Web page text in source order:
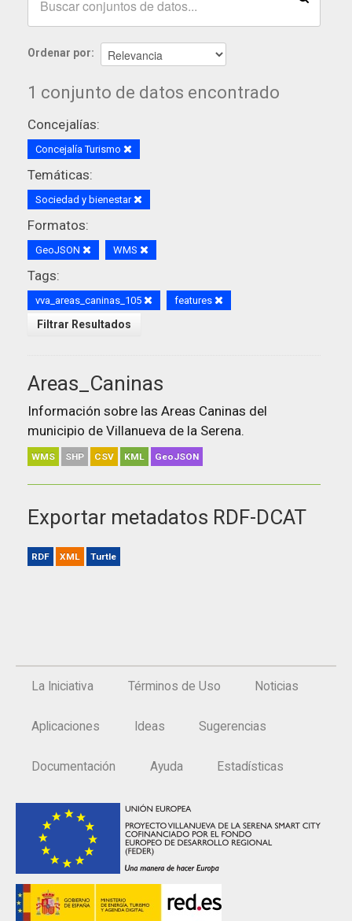
Ordenar por
1 conjunto de datos encontrado
Concejalías:
Concejalía Turismo
Temáticas:
Sociedad y bienestar
Formatos:
GeoJSON WMS
Tags:
vva_areas_caninas_105 features
Filtrar Resultados
Areas_Caninas
Información sobre las Areas Caninas del
municipio de Villanueva de la Serena.
WMS SHP CSV KML GeoJSON
Exportar metadatos RDF-DCAT
RDF XML Turtle
La Iniciativa Términos de Uso Noticias
Aplicaciones Ideas Sugerencias
Documentación Ayuda Estadísticas